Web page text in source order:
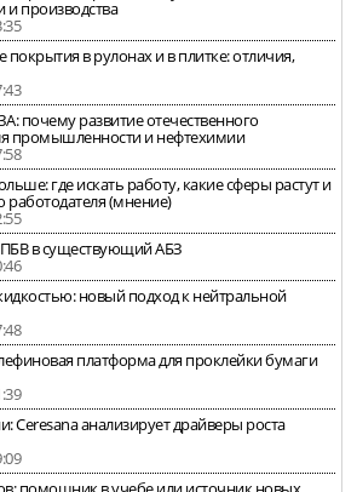
и производства
в рулонах и в плитке: отличия,
почему развитие отечественного
промышленности и нефтехимии
где искать работу, какие сферы растут и
работодателя (мнение)
ПБВ в существующий АБЗ
новый подход к нейтральной
платформа для проклейки бумаги
Ceresana анализирует драйверы роста